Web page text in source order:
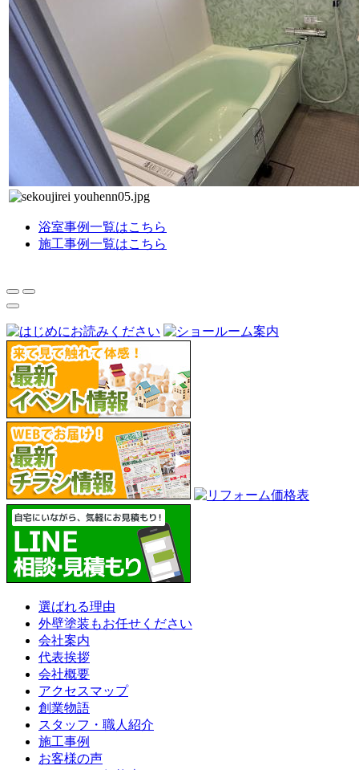
浴室事例一覧はこちら
施工事例一覧はこちら
選ばれる理由
外壁塗装もお任せください
会社案内
代表挨拶
会社概要
アクセスマップ
創業物語
スタッフ・職人紹介
施工事例
お客様の声